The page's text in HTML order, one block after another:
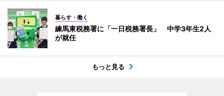
暮らす・働く
練馬東税務署に「一日税務署長」 中学3年生2人
が就任
もっと見る